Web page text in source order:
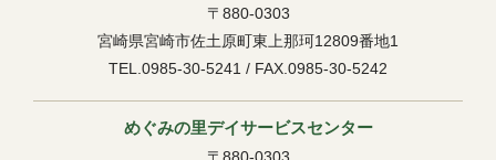
〒880-0303
宮崎県宮崎市佐土原町東上那珂12809番地1
TEL.0985-30-5241 / FAX.0985-30-5242
めぐみの里デイサービスセンター
〒880-0303